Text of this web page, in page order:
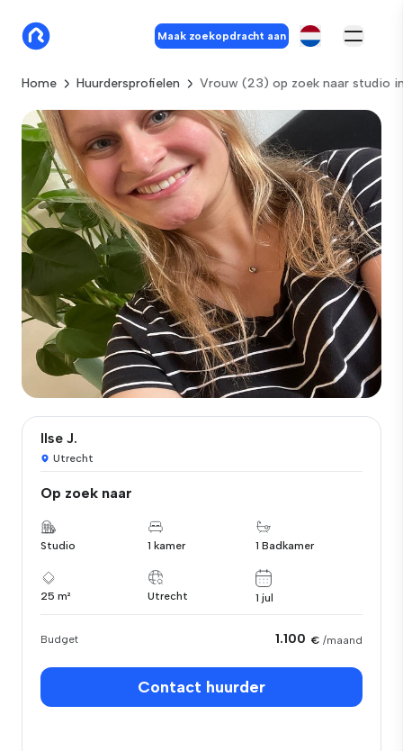
Maak zoekopdracht aan
Home Huurdersprofielen Vrouw (23) op zoek naar studio
Ilse J.
Utrecht
Op zoek naar
Studio 1 kamer 1 Badkamer
25 m² Utrecht 1 jul
Budget 1.100 € /maand
Contact huurder